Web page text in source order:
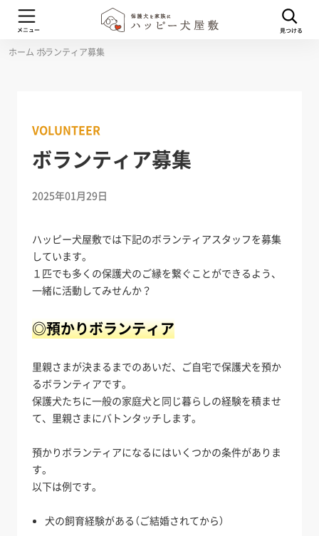
ホーム ボランティア募集
VOLUNTEER
ボランティア募集
2025年01月29日
ハッピー犬屋敷では下記のボランティアスタッフを募集
しています。
１匹でも多くの保護犬のご縁を繋ぐことができるよう、
一緒に活動してみせんか？
◎預かりボランティア
里親さまが決まるまでのあいだ、ご自宅で保護犬を預か
るボランティアです。
保護犬たちに一般の家庭犬と同じ暮らしの経験を積ませ
て、里親さまにバトンタッチします。
預かりボランティアになるにはいくつかの条件がありま
す。
以下は例です。
犬の飼育経験がある（ご結婚されてから）